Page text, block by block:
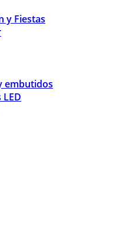
y Fiestas
embutidos